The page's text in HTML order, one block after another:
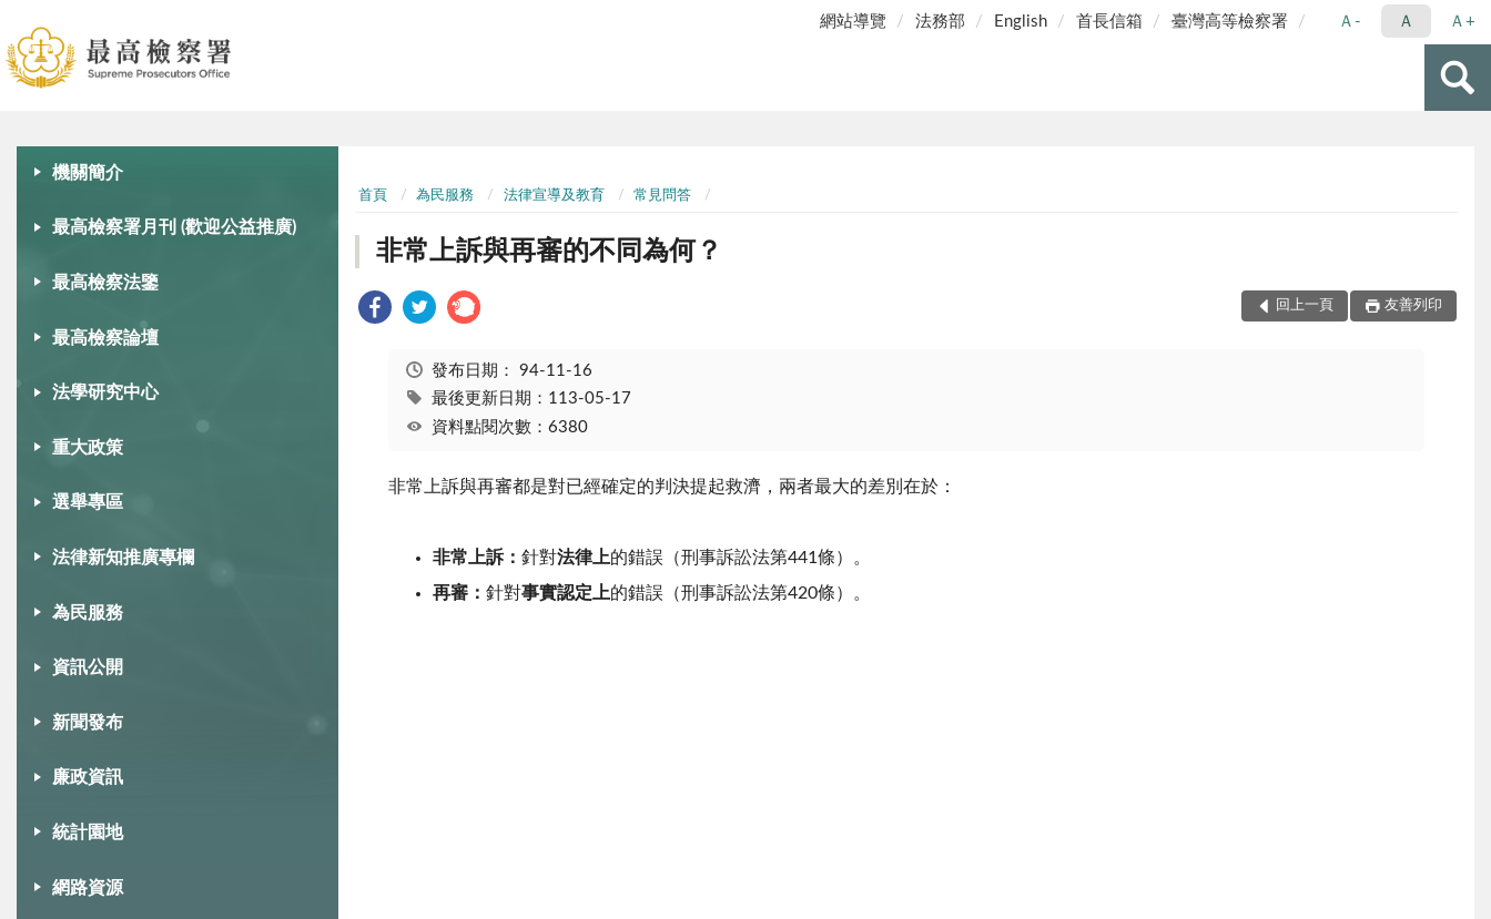
網站導覽 法務部 English 首長信箱 臺灣高等檢察署 Ａ- Ａ Ａ+
機關簡介
最高檢察署月刊 (歡迎公益推廣)
最高檢察法鑒
最高檢察論壇
法學研究中心
重大政策
選舉專區
法律新知推廣專欄
為民服務
資訊公開
新聞發布
廉政資訊
統計園地
網路資源
首頁 為民服務 法律宣導及教育 常見問答
非常上訴與再審的不同為何？
回上一頁 友善列印
發布日期： 94-11-16
最後更新日期：113-05-17
資料點閱次數：6380
非常上訴與再審都是對已經確定的判決提起救濟，兩者最大的差別在於：
非常上訴： 針對法律上的錯誤（刑事訴訟法第441條）。
再審： 針對事實認定上的錯誤（刑事訴訟法第420條）。